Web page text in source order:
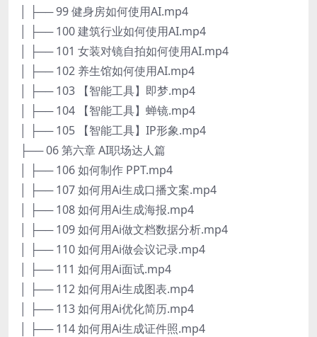
│ ├── 99 健身房如何使用AI.mp4
│ ├── 100 建筑行业如何使用AI.mp4
│ ├── 101 女装对镜自拍如何使用AI.mp4
│ ├── 102 养生馆如何使用AI.mp4
│ ├── 103 【智能工具】即梦.mp4
│ ├── 104 【智能工具】蝉镜.mp4
│ ├── 105 【智能工具】IP形象.mp4
├── 06 第六章 AI职场达人篇
│ ├── 106 如何制作 PPT.mp4
│ ├── 107 如何用Ai生成口播文案.mp4
│ ├── 108 如何用Ai生成海报.mp4
│ ├── 109 如何用Ai做文档数据分析.mp4
│ ├── 110 如何用Ai做会议记录.mp4
│ ├── 111 如何用Ai面试.mp4
│ ├── 112 如何用Ai生成图表.mp4
│ ├── 113 如何用Ai优化简历.mp4
│ ├── 114 如何用Ai生成证件照.mp4